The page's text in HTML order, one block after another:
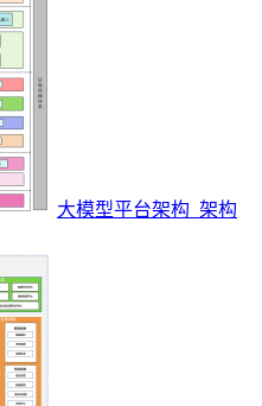
大模型平台架构_架构